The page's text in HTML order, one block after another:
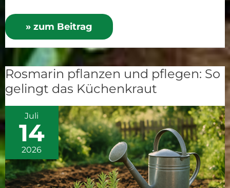
» zum Beitrag
Rosmarin pflanzen und pflegen: So
gelingt das Küchenkraut
Juli
14
2026
Rosmarin
pflanzen
und
pflegen:
So
gelingt
das
Küchenkraut